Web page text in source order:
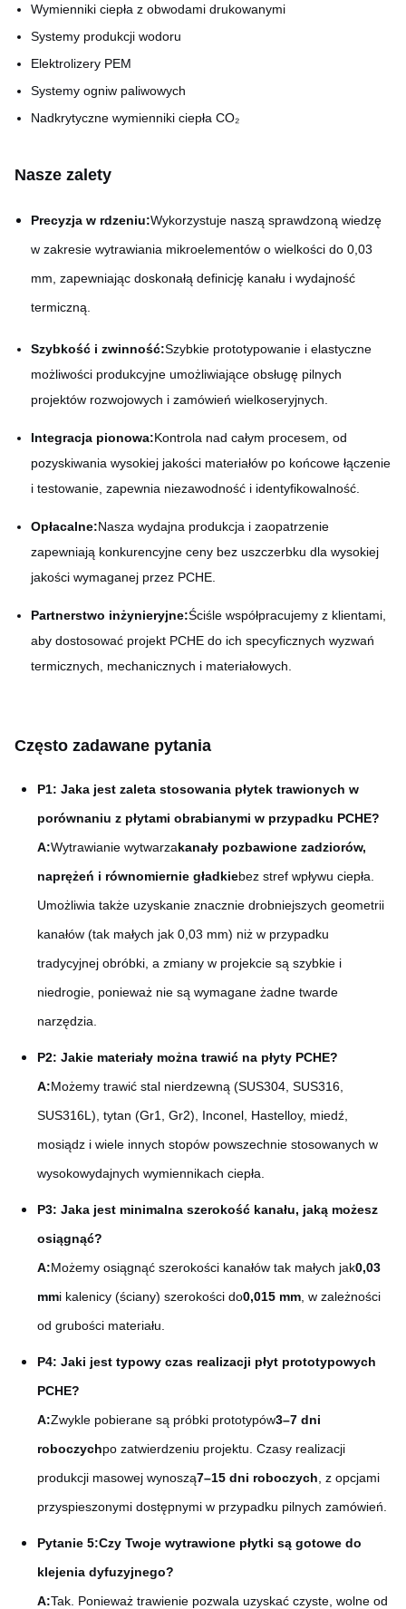
Wymienniki ciepła z obwodami drukowanymi
Systemy produkcji wodoru
Elektrolizery PEM
Systemy ogniw paliwowych
Nadkrytyczne wymienniki ciepła CO₂
Nasze zalety
Precyzja w rdzeniu:Wykorzystuje naszą sprawdzoną wiedzę
w zakresie wytrawiania mikroelementów o wielkości do 0,03
mm, zapewniając doskonałą definicję kanału i wydajność
termiczną.
Szybkość i zwinność:Szybkie prototypowanie i elastyczne
możliwości produkcyjne umożliwiające obsługę pilnych
projektów rozwojowych i zamówień wielkoseryjnych.
Integracja pionowa:Kontrola nad całym procesem, od
pozyskiwania wysokiej jakości materiałów po końcowe łączenie
i testowanie, zapewnia niezawodność i identyfikowalność.
Opłacalne:Nasza wydajna produkcja i zaopatrzenie
zapewniają konkurencyjne ceny bez uszczerbku dla wysokiej
jakości wymaganej przez PCHE.
Partnerstwo inżynieryjne:Ściśle współpracujemy z klientami,
aby dostosować projekt PCHE do ich specyficznych wyzwań
termicznych, mechanicznych i materiałowych.
Często zadawane pytania
P1: Jaka jest zaleta stosowania płytek trawionych w
porównaniu z płytami obrabianymi w przypadku PCHE?
A:Wytrawianie wytwarzakanały pozbawione zadziorów,
naprężeń i równomiernie gładkiebez stref wpływu ciepła.
Umożliwia także uzyskanie znacznie drobniejszych geometrii
kanałów (tak małych jak 0,03 mm) niż w przypadku
tradycyjnej obróbki, a zmiany w projekcie są szybkie i
niedrogie, ponieważ nie są wymagane żadne twarde
narzędzia.
P2: Jakie materiały można trawić na płyty PCHE?
A:Możemy trawić stal nierdzewną (SUS304, SUS316,
SUS316L), tytan (Gr1, Gr2), Inconel, Hastelloy, miedź,
mosiądz i wiele innych stopów powszechnie stosowanych w
wysokowydajnych wymiennikach ciepła.
P3: Jaka jest minimalna szerokość kanału, jaką możesz
osiągnąć?
A:Możemy osiągnąć szerokości kanałów tak małych jak0,03
mmi kalenicy (ściany) szerokości do0,015 mm , w zależności
od grubości materiału.
P4: Jaki jest typowy czas realizacji płyt prototypowych
PCHE?
A:Zwykle pobierane są próbki prototypów3–7 dni
roboczychpo zatwierdzeniu projektu. Czasy realizacji
produkcji masowej wynoszą7–15 dni roboczych , z opcjami
przyspieszonymi dostępnymi w przypadku pilnych zamówień.
Pytanie 5:Czy Twoje wytrawione płytki są gotowe do
klejenia dyfuzyjnego?
A:Tak. Ponieważ trawienie pozwala uzyskać czyste, wolne od